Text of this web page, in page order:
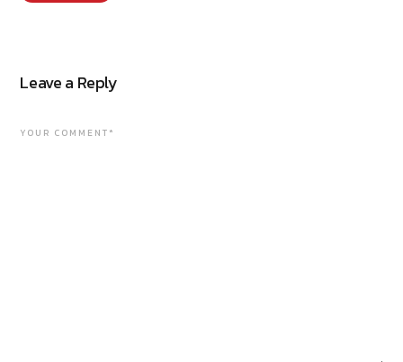
Leave a Reply
YOUR COMMENT*